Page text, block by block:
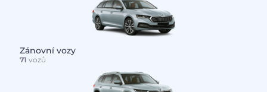
Zánovní vozy
71 vozů